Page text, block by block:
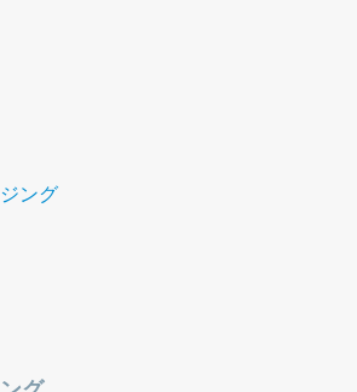
ング